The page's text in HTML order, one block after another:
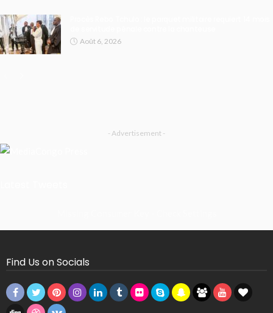
Août 6, 2026
- Advertisement -
Find Us on Socials